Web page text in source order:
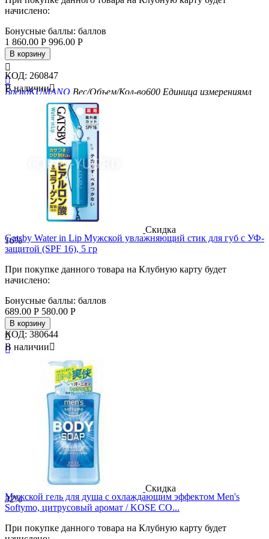
начислено:
Бонусные баллы: баллов
1 860.00 Р 996.00 Р
В корзину


БрендKUMANO Вес/Объем/Кол-во600 Единица измерениямл
КОД: 260847
В наличии
Скидка
16%
Gatsby Water in Lip Мужской увлажняющий стик для губ с УФ-
защитой (SPF 16), 5 гр
При покупке данного товара на Клубную карту будет
начислено:
Бонусные баллы: баллов
689.00 Р 580.00 Р
В корзину


Gatsby Страна
КОД: 380644
В наличии
Скидка
32%
Мужской гель для душа с охлаждающим эффектом Men's
Softymo, цитрусовый аромат / KOSE CO...
При покупке данного товара на Клубную карту будет